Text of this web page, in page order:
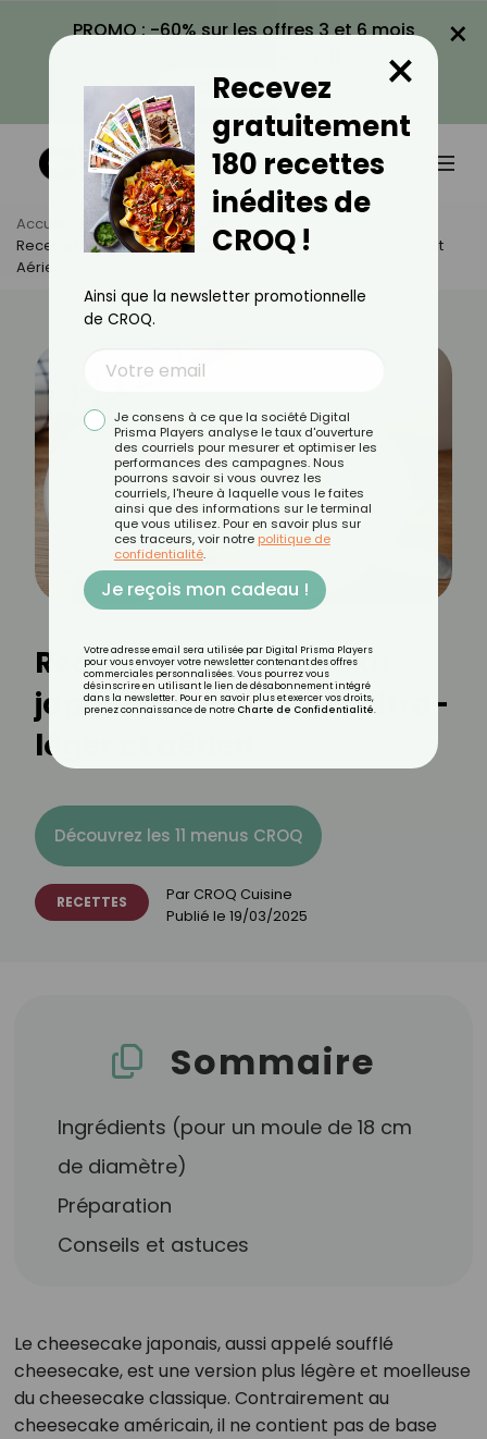
PROMO : -60% sur les offres 3 et 6 mois
VOIR LA PROMO
×
Accueil Actus
Recettes
Recette Du Cheesecake Japonais : Un Dessert Ultra-Léger Et
Aérien
Recette du cheesecake
japonais : un dessert ultra-
léger et aérien
Découvrez les 11 menus CROQ
RECETTES Par CROQ Cuisine
Publié le 19/03/2025
Sommaire
Ingrédients (pour un moule de 18 cm
de diamètre)
Préparation
Conseils et astuces
Le cheesecake japonais, aussi appelé soufflé
cheesecake, est une version plus légère et moelleuse
du cheesecake classique. Contrairement au
cheesecake américain, il ne contient pas de base
Recevez
gratuitement
180 recettes
inédites de
CROQ !
×
Ainsi que la newsletter promotionnelle
de CROQ.
Je consens à ce que la société Digital
Prisma Players analyse le taux d'ouverture
des courriels pour mesurer et optimiser les
performances des campagnes. Nous
pourrons savoir si vous ouvrez les
courriels, l'heure à laquelle vous le faites
ainsi que des informations sur le terminal
que vous utilisez. Pour en savoir plus sur
ces traceurs, voir notre politique de
confidentialité.
Je reçois mon cadeau !
Votre adresse email sera utilisée par Digital Prisma Players
pour vous envoyer votre newsletter contenant des offres
commerciales personnalisées. Vous pourrez vous
désinscrire en utilisant le lien de désabonnement intégré
dans la newsletter. Pour en savoir plus et exercer vos droits,
prenez connaissance de notre Charte de Confidentialité.